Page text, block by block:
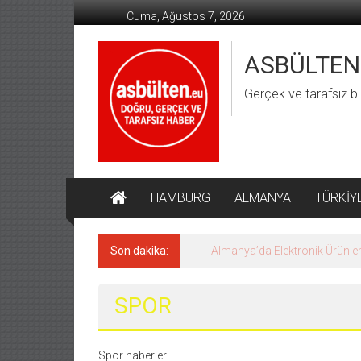
geç
Cuma, Ağustos 7, 2026
ASBÜLTEN
Gerçek ve tarafsız
HAMBURG ALMANYA
Son dakika: Hamburg’da Aşırı Hava
SPOR
Spor haberleri